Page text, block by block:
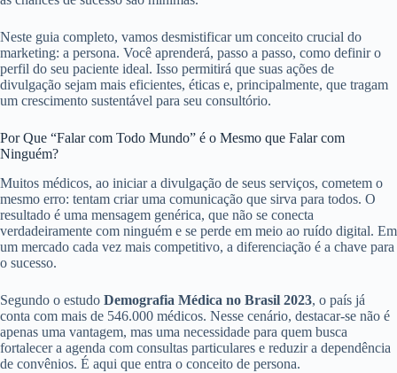
Neste guia completo, vamos desmistificar um conceito crucial do
marketing: a persona. Você aprenderá, passo a passo, como definir o
perfil do seu paciente ideal. Isso permitirá que suas ações de
divulgação sejam mais eficientes, éticas e, principalmente, que tragam
um crescimento sustentável para seu consultório.
Por Que “Falar com Todo Mundo” é o Mesmo que Falar com
Ninguém?
Muitos médicos, ao iniciar a divulgação de seus serviços, cometem o
mesmo erro: tentam criar uma comunicação que sirva para todos. O
resultado é uma mensagem genérica, que não se conecta
verdadeiramente com ninguém e se perde em meio ao ruído digital. Em
um mercado cada vez mais competitivo, a diferenciação é a chave para
o sucesso.
Segundo o estudo Demografia Médica no Brasil 2023, o país já
conta com mais de 546.000 médicos. Nesse cenário, destacar-se não é
apenas uma vantagem, mas uma necessidade para quem busca
fortalecer a agenda com consultas particulares e reduzir a dependência
de convênios. É aqui que entra o conceito de persona.